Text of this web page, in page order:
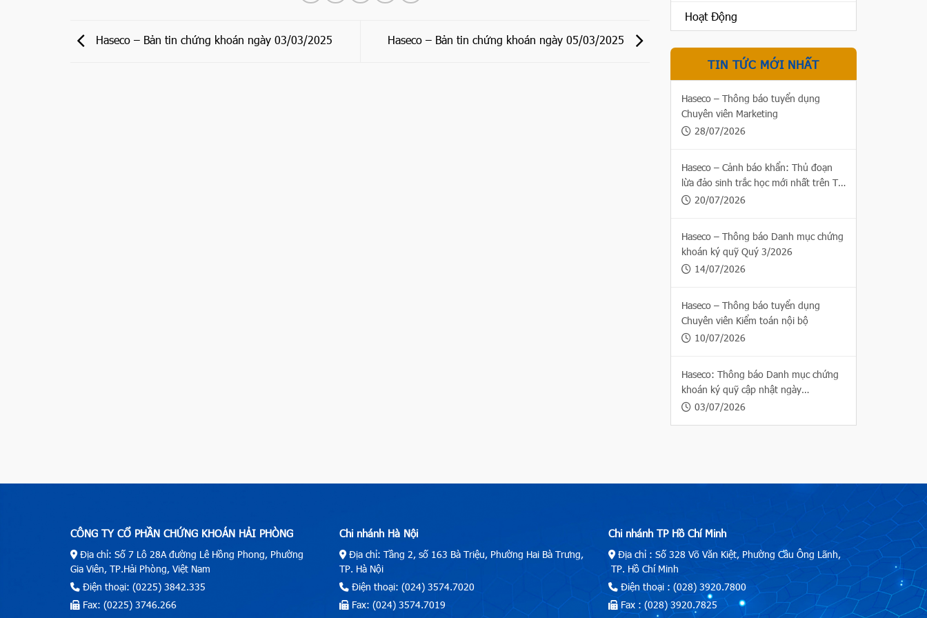
Haseco – Bản tin chứng khoán ngày 03/03/2025 Haseco – Bản tin chứng khoán ngày 05/03/2025
Hoạt Động
TIN TỨC MỚI NHẤT
Haseco – Thông báo tuyển dụng
Chuyên viên Marketing
28/07/2026
Haseco – Cảnh báo khẩn: Thủ đoạn
lừa đảo sinh trắc học mới nhất trên Thị
trường chứng khoán
20/07/2026
Haseco – Thông báo Danh mục chứng
khoán ký quỹ Quý 3/2026
14/07/2026
Haseco – Thông báo tuyển dụng
Chuyên viên Kiểm toán nội bộ
10/07/2026
Haseco: Thông báo Danh mục chứng
khoán ký quỹ cập nhật ngày
03/07/2026
03/07/2026
CÔNG TY CỔ PHẦN CHỨNG KHOÁN HẢI PHÒNG
Địa chỉ: Số 7 Lô 28A đường Lê Hồng Phong, Phường
Gia Viên, TP.Hải Phòng, Việt Nam
Điện thoại: (0225) 3842.335
Fax: (0225) 3746.266
Chi nhánh Hà Nội
Địa chỉ: Tầng 2, số 163 Bà Triệu, Phường Hai Bà Trưng,
TP. Hà Nội
Điện thoại: (024) 3574.7020
Fax: (024) 3574.7019
Chi nhánh TP Hồ Chí Minh
Địa chỉ : Số 328 Võ Văn Kiệt, Phường Cầu Ông Lãnh,
TP. Hồ Chí Minh
Điện thoại : (028) 3920.7800
Fax : (028) 3920.7825